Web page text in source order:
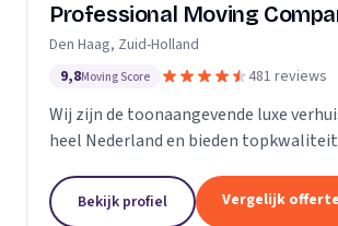
Professional Moving
Den Haag, Zuid-Holland
9,8Moving Score 481 reviews
Wij zijn de toonaangevende luxe
heel Nederland en bieden
verhuisproces te transformeren in een
Bekijk profiel Vergelijk